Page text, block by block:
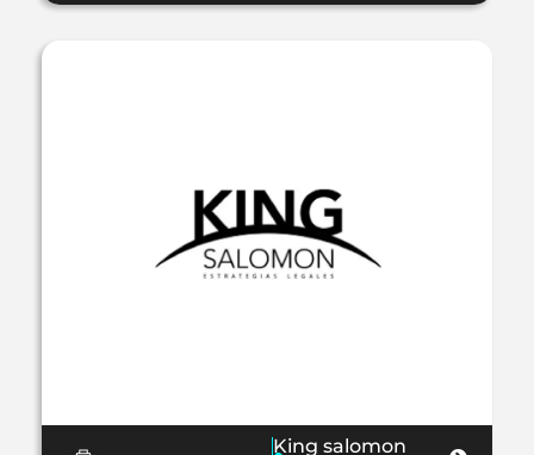
King salomon